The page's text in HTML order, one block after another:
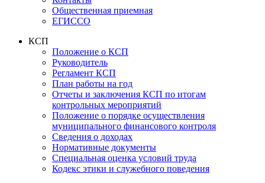
Общественная приемная
ЕГИССО
КСП
Положение о КСП
Руководитель
Регламент КСП
План работы на год
Отчеты и заключения КСП по итогам
контрольных мероприятий
Положение о порядке осуществления
муниципального финансового контроля
Сведения о доходах
Нормативные документы
Специальная оценка условий труда
Кодекс этики и служебного поведения